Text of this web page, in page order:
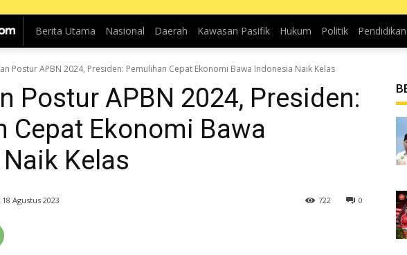
Berita Utama Nasional Daerah Kawasan Pasifik Hukum Politik Pendidikan
Postur APBN 2024, Presiden: Pemulihan Cepat Ekonomi Bawa Indonesia Naik Kelas
Postur APBN 2024, Presiden:
Cepat Ekonomi Bawa
Kelas
Agustus 2023 0
722